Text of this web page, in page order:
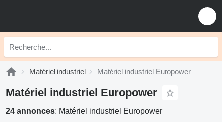
Matériel industriel Matériel industriel Europower
Matériel industriel Europower
24 annonces: Matériel industriel Europower